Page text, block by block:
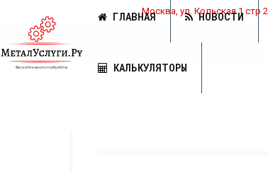
Москва, ул. Кольская 1 стр 2
ГЛАВНАЯ НОВОСТИ
КАЛЬКУЛЯТОРЫ